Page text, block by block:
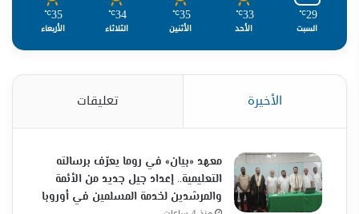
29
℃
السبت
33
℃
الأحد
35
℃
الأثنين
34
℃
الثلاثاء
35
℃
الأربعاء
الأخيرة تعليقات
معهد «بيان» في روما يعرّف برسالته
التعليمية.. إعداد جيل جديد من الأئمة
والمرشدين لخدمة المسلمين في أوروبا